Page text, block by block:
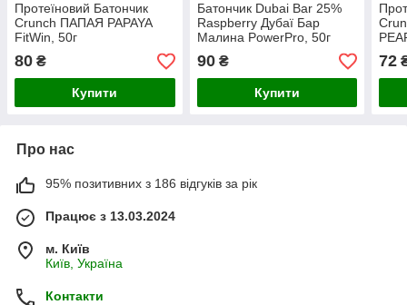
Протеїновий Батончик
Crunch ПАПАЯ PAPAYA
FitWin, 50г
80 ₴
Купити
Батончик Dubai Bar 25%
Raspberry Дубаї Бар
Малина PowerPro, 50г
90₴
Купити
50г
72
Про нас
95% позитивних з 186 відгуків за рік
Працює з 13.03.2024
м. Київ
Київ, Україна
Контакти